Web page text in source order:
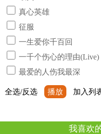
真心英雄
征服
一生爱你千百回
一千个伤心的理由(Live)
最爱的人伤我最深
全选/反选 播放 加入列
我喜欢